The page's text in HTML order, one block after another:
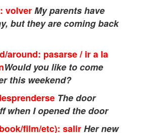
volverMy parents have
but they are coming back
around: pasarse / ir a la
Would you like to come
this weekend?
The door
when I opened the door
film/etc): salirHer new